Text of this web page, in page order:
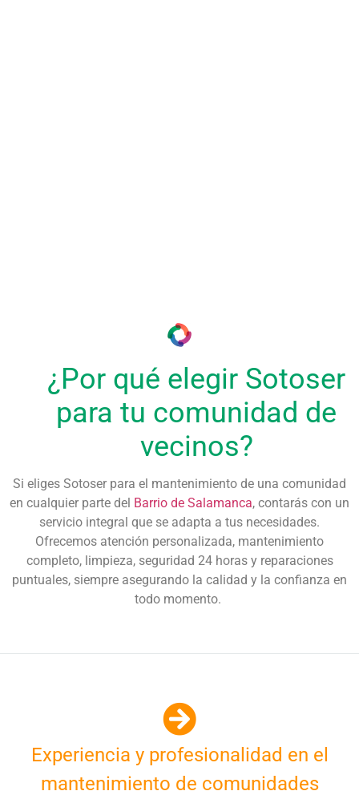
¿Por qué elegir Sotoser
para tu comunidad de
vecinos?
Si eliges Sotoser para el mantenimiento de una comunidad
en cualquier parte del Barrio de Salamanca, contarás con un
servicio integral que se adapta a tus necesidades.
Ofrecemos atención personalizada, mantenimiento
completo, limpieza, seguridad 24 horas y reparaciones
puntuales, siempre asegurando la calidad y la confianza en
todo momento.
Experiencia y profesionalidad en el
mantenimiento de comunidades